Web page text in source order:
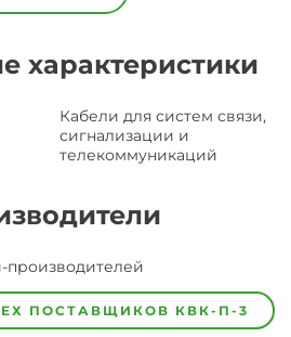
характеристики
Кабели для систем связи,
сигнализации и
телекоммуникаций
ПОСТАВЩИКОВ КВК-П-3